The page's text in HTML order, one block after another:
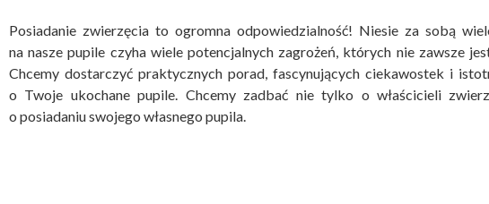
Posiadanie zwierzęcia to ogromna odpowiedzialność! Niesie za sobą
na nasze pupile czyha wiele potencjalnych zagrożeń, których nie zawsze
Chcemy dostarczyć praktycznych porad, fascynujących ciekawostek i
o Twoje ukochane pupile. Chcemy zadbać nie tylko o właścicieli
o posiadaniu swojego własnego pupila.